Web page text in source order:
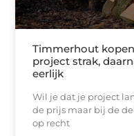
Timmerhout
project strak,
eerlijk
Wil je dat je project
de prijs maar bij de
op recht